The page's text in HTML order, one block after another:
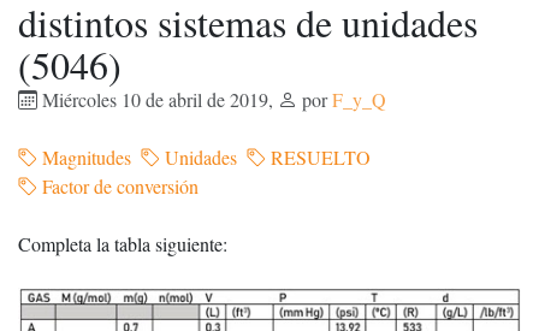
distintos sistemas de unidades
(5046)
Miércoles 10 de abril de 2019, porF_y_Q
Magnitudes Unidades
RESUELTO
Factor de conversión
Completa la tabla siguiente: